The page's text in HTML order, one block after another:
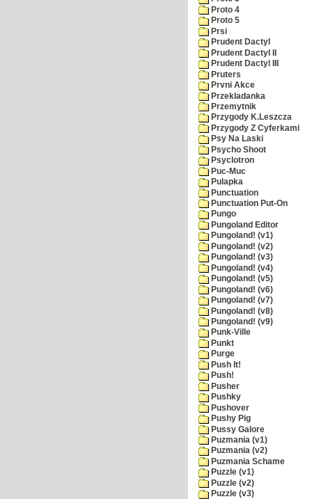
Proto 4
Proto 5
Prsi
Prudent Dactyl
Prudent Dactyl II
Prudent Dactyl III
Pruters
Prvni Akce
Przekladanka
Przemytnik
Przygody K.Leszcza
Przygody Z Cyferkami
Psy Na Laski
Psycho Shoot
Psyclotron
Puc-Muc
Pulapka
Punctuation
Punctuation Put-On
Pungo
Pungoland Editor
Pungoland! (v1)
Pungoland! (v2)
Pungoland! (v3)
Pungoland! (v4)
Pungoland! (v5)
Pungoland! (v6)
Pungoland! (v7)
Pungoland! (v8)
Pungoland! (v9)
Punk-Ville
Punkt
Purge
Push It!
Push!
Pusher
Pushky
Pushover
Pushy Pig
Pussy Galore
Puzmania (v1)
Puzmania (v2)
Puzmania Schame
Puzzle (v1)
Puzzle (v2)
Puzzle (v3)